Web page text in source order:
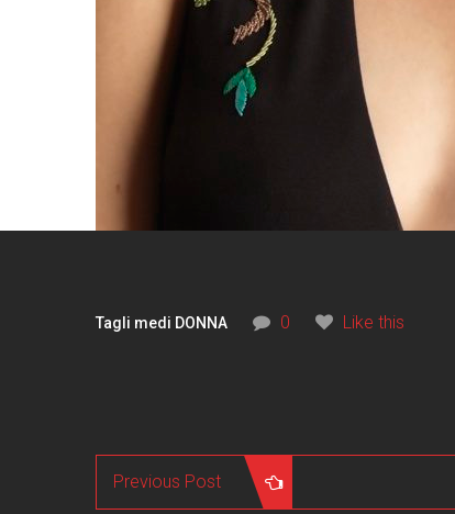
Tagli medi DONNA 0 Like this
Previous Post